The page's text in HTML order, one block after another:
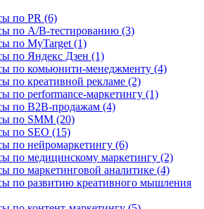
по PR (6)
по A/B-тестированию (3)
по MyTarget (1)
по Яндекс Дзен (1)
по комьюнити-менеджменту (4)
по креативной рекламе (2)
по performance-маркетингу (1)
по B2B-продажам (4)
по SMM (20)
по SEO (15)
по нейромаркетингу (6)
по медицинскому маркетингу (2)
по маркетинговой аналитике (4)
по развитию креативного мышления